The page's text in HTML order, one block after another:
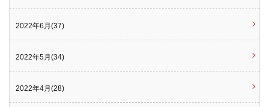
2022年6月(37)
2022年5月(34)
2022年4月(28)